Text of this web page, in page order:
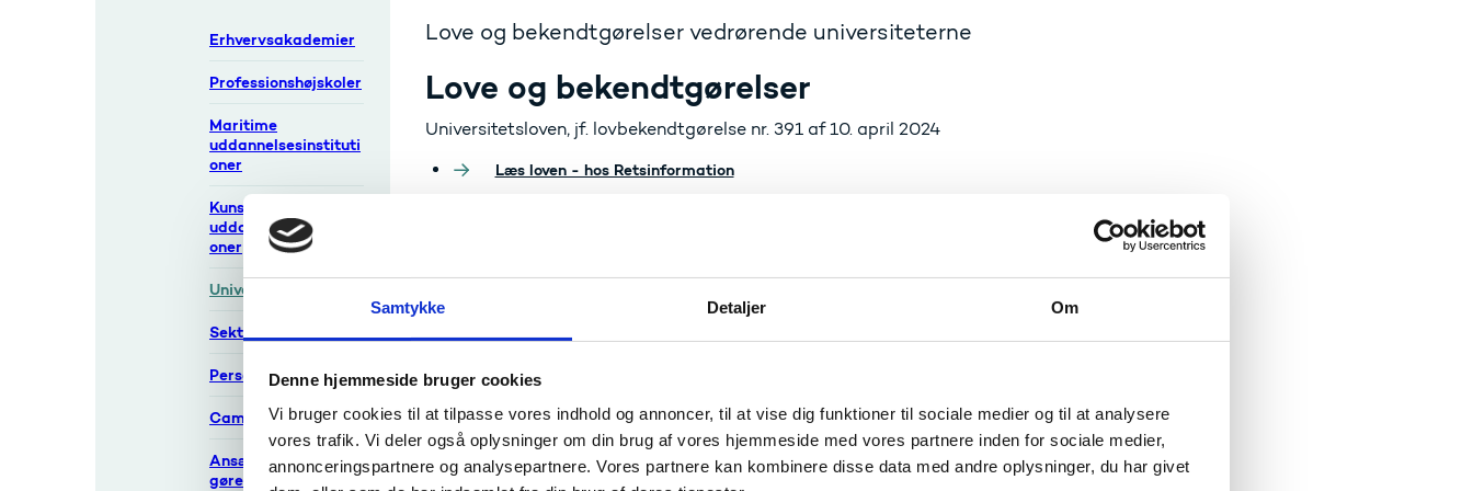
Samtykke Detaljer Om
Denne hjemmeside bruger cookies
Vi bruger cookies til at tilpasse vores indhold og annoncer, til at vise dig funktioner til sociale medier og til at analysere
vores trafik. Vi deler også oplysninger om din brug af vores hjemmeside med vores partnere inden for sociale medier,
annonceringspartnere og analysepartnere. Vores partnere kan kombinere disse data med andre oplysninger, du har givet
Erhvervsakademier
Professionshøjskoler
Maritime
uddannelsesinstituti
oner
Kunstneriske
uddannelsesinstituti
oner
Universiteter
Sektorforskning
Personalejura
Campusloven
Ansættelsesbekendt
gørelsen
Love og bekendtgørelser vedrørende universiteterne
Love og bekendtgørelser
Universitetsloven, jf. lovbekendtgørelse nr. 391 af 10. april 2024
Læs loven - hos Retsinformation
Personalejura
Campus
Læs mere om campusloven